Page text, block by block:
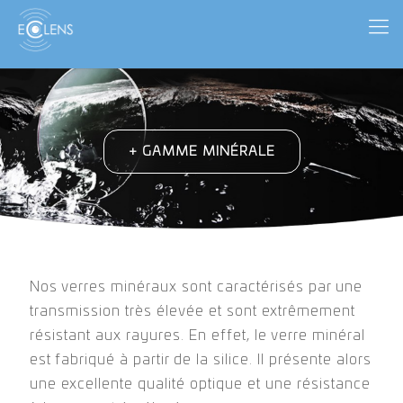
+ GAMME MINÉRALE
Nos verres minéraux sont caractérisés par une
transmission très élevée et sont extrêmement
résistants aux rayures. En effet, le verre minéral
est fabriqué à partir de silice. Il présente alors
une excellente qualité optique et une résistance
Nos verres minéraux sont caractérisés par une
transmission très élevée et sont extrêmement
résistant aux rayures. En effet, le verre minéral
est fabriqué à partir de la silice. Il présente alors
une excellente qualité optique et une résistance